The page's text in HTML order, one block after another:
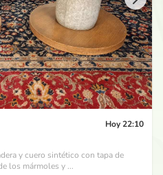
Hoy 22:10
y cuero sintético con tapa de
los mármoles y ...